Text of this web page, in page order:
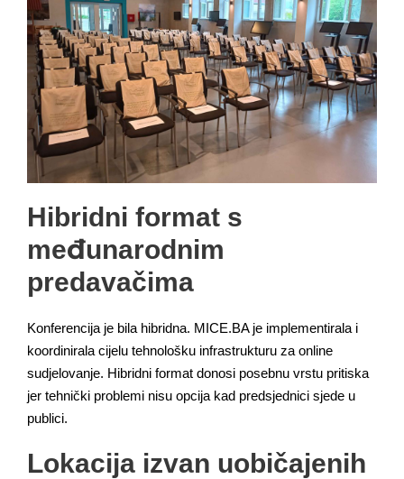
Hibridni format s
međunarodnim
predavačima
Konferencija je bila hibridna. MICE.BA je implementirala i
koordinirala cijelu tehnološku infrastrukturu za online
sudjelovanje. Hibridni format donosi posebnu vrstu pritiska
jer tehnički problemi nisu opcija kad predsjednici sjede u
publici.
Lokacija izvan uobičajenih